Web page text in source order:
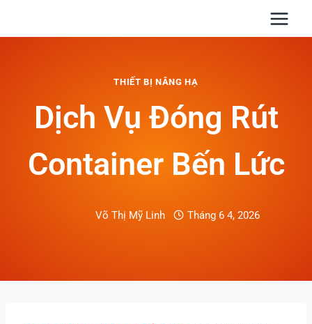
THIẾT BỊ NÂNG HẠ
Dịch Vụ Đóng Rút
Container Bến Lức
Võ Thị Mỹ Linh Tháng 6 4, 2026